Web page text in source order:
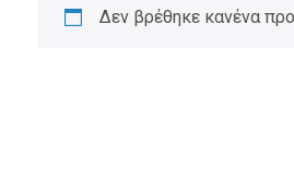
Δεν βρέθηκε κανένα